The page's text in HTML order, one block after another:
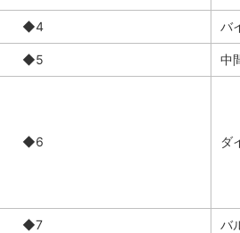
◆4 バ
◆5 中
◆6 ダ
◆7 バ